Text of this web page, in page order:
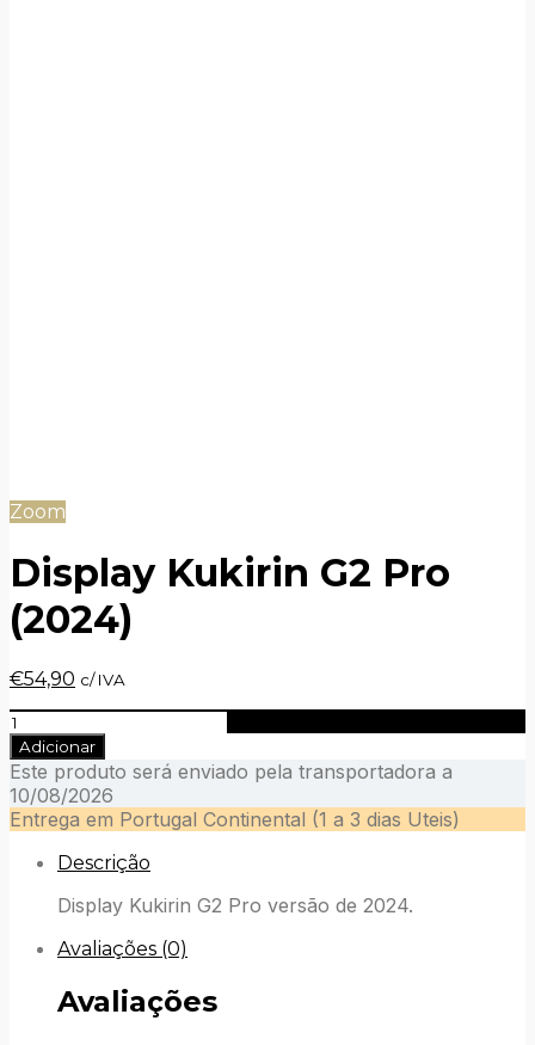
Zoom
Display Kukirin G2 Pro
(2024)
O
original
era:
€56,90.
€54,90 O
é:
€54,90.
c/ IVA
Quantidade
de
Display
Kukirin
G2
Pro
(2024)
Adicionar
Este produto será enviado pela transportadora a
10/08/2026
Entrega em Portugal Continental (1 a 3 dias Uteis)
Descrição
Display Kukirin G2 Pro versão de 2024.
Avaliações (0)
Avaliações